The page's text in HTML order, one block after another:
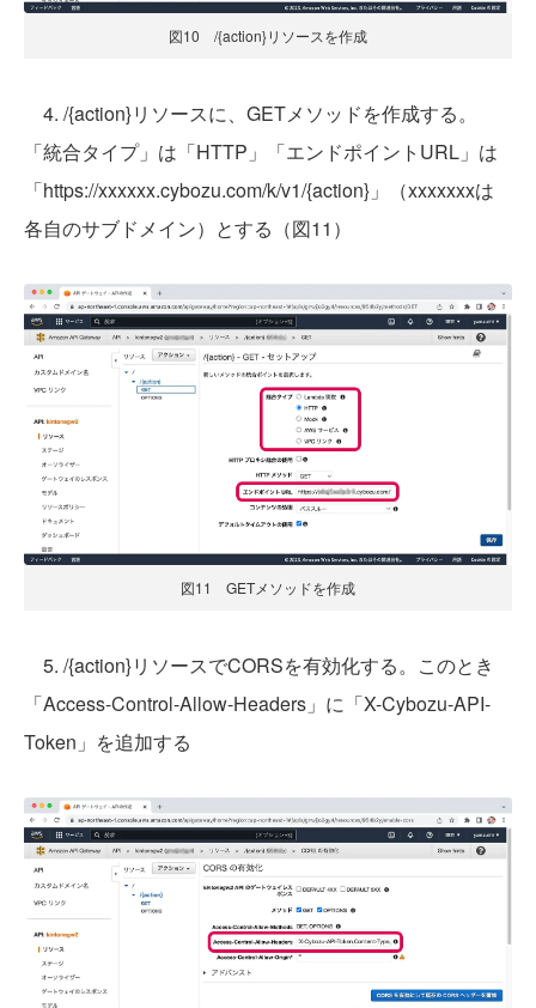
図10 /{action}リソースを作成
4. /{action}リソースに、GETメソッドを作成する。
「統合タイプ」は「HTTP」「エンドポイントURL」は
「https://xxxxxx.cybozu.com/k/v1/{action}」（xxxxxxxは
各自のサブドメイン）とする（図11）
図11 GETメソッドを作成
5. /{action}リソースでCORSを有効化する。このとき
「Access-Control-Allow-Headers」に「X-Cybozu-API-
Token」を追加する